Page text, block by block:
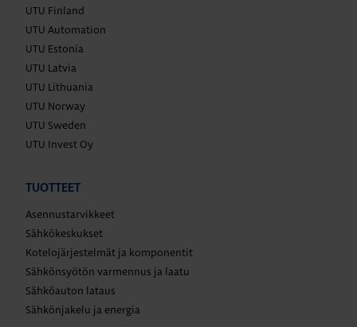
UTU Finland
UTU Automation
UTU Estonia
UTU Latvia
UTU Lithuania
UTU Norway
UTU Sweden
UTU Invest Oy
TUOTTEET
Asennustarvikkeet
Sähkökeskukset
Kotelojärjestelmät ja komponentit
Sähkönsyötön varmennus ja laatu
Sähköauton lataus
Sähkönjakelu ja energia